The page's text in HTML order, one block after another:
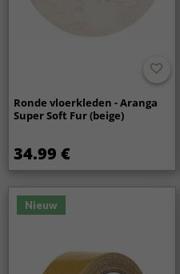
Ronde vloerkleden - Aranga
Super Soft Fur (beige)
34.99 €
Nieuw